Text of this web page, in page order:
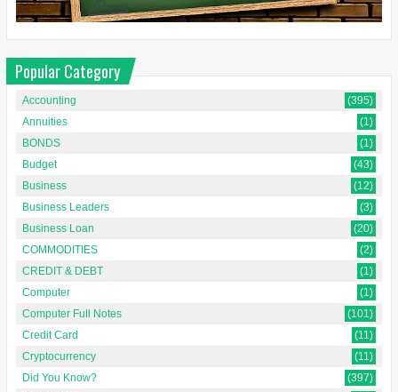
Popular Category
Accounting
(395)
Annuities
(1)
BONDS
(1)
Budget
(43)
Business
(12)
Business Leaders
(3)
Business Loan
(20)
COMMODITIES
(2)
CREDIT & DEBT
(1)
Computer
(1)
Computer Full Notes
(101)
Credit Card
(11)
Cryptocurrency
(11)
Did You Know?
(397)